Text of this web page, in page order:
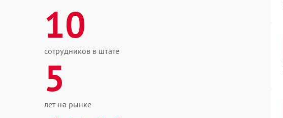
10
сотрудников в штате
5
лет на рынке